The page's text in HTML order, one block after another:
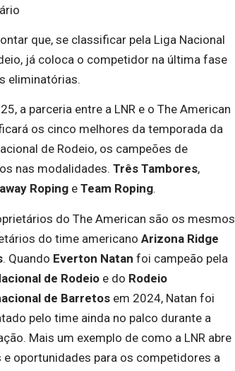
que, se classificar pela Liga Nacional
já coloca o competidor na última fase
eliminatórias.
a parceria entre a LNR e o The American
os cinco melhores da temporada da
de Rodeio, os campeões de
nas modalidades. Três Tambores,
Ropinge Team Roping.
do The American são os mesmos
do time americano Arizona Ridge
. Quando Everton Natan foi campeão pela
de Rodeioe do Rodeio
de Barretosem 2024, Natan foi
pelo time ainda no palco durante a
Mais um exemplo de como a LNR abre
e oportunidades para os competidores a